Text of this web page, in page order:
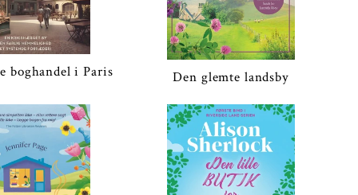
boghandel i Paris Den glemte landsby